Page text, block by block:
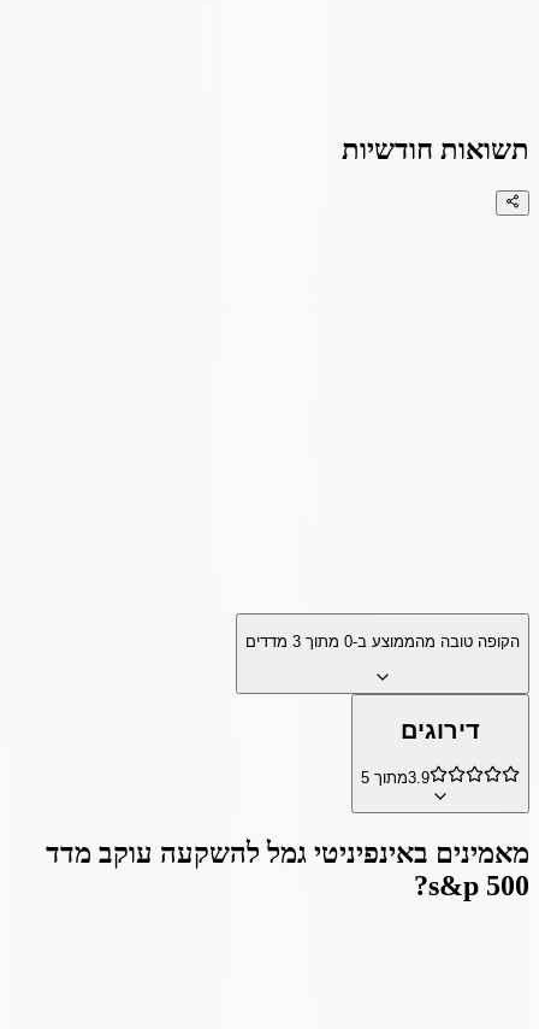
תשואות חודשיות
הקופה טובה מהממוצע ב-0 מתוך 3 מדדים
דירוגים
3.9מתוך 5
מאמינים באינפיניטי גמל להשקעה עוקב מדד
s&p 500
?